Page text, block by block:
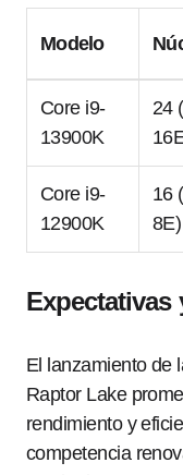
Modelo
Core i9-
13900K
24
Core i9-
12900K
16
8E)
Expectativas
El lanzamiento de
Raptor Lake
rendimiento y
competencia